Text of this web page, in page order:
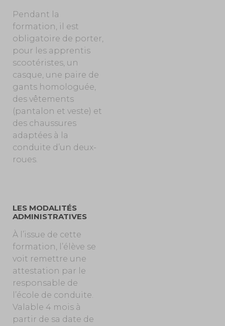
Pendant la
formation, il est
obligatoire de porter,
pour les apprentis
scootéristes, un
casque, une paire de
gants homologuée,
des vêtements
(pantalon et veste) et
des chaussures
adaptées à la
conduite d’un deux-
roues.
LES MODALITÉS
ADMINISTRATIVES
À l’issue de cette
formation, l’élève se
voit remettre une
attestation par le
responsable de
l’école de conduite.
Valable 4 mois à
partir de sa date de